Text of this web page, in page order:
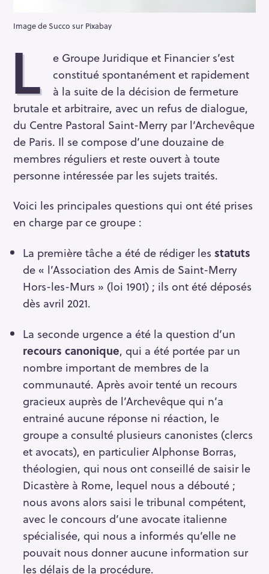
Image de Succo sur Pixabay
L
e Groupe Juridique et Financier s’est
constitué spontanément et rapidement
à la suite de la décision de fermeture
brutale et arbitraire, avec un refus de dialogue,
du Centre Pastoral Saint-Merry par l’Archevêque
de Paris. Il se compose d’une douzaine de
membres réguliers et reste ouvert à toute
personne intéressée par les sujets traités.
Voici les principales questions qui ont été prises
en charge par ce groupe :
La première tâche a été de rédiger les statuts
de « l’Association des Amis de Saint-Merry
Hors-les-Murs » (loi 1901) ; ils ont été déposés
dès avril 2021.
La seconde urgence a été la question d’un
recours canonique, qui a été portée par un
nombre important de membres de la
communauté. Après avoir tenté un recours
gracieux auprès de l’Archevêque qui n’a
entrainé aucune réponse ni réaction, le
groupe a consulté plusieurs canonistes (clercs
et avocats), en particulier Alphonse Borras,
théologien, qui nous ont conseillé de saisir le
Dicastère à Rome, lequel nous a débouté ;
nous avons alors saisi le tribunal compétent,
avec le concours d’une avocate italienne
spécialisée, qui nous a informés qu’elle ne
pouvait nous donner aucune information sur
les délais de la procédure.